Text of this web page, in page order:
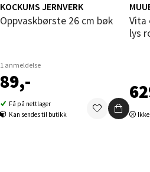
KOCKUMS JERNVERK
Oppvaskbørste 26 cm bøk
1 anmeldelse
89,-
Få på nettlager
Kan sendes til butikk
Vita oppvaskstativ 11x21 cm
lys
Åpent i dag 10-21
0 i butikk